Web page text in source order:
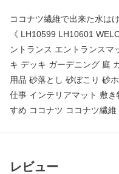
ココナツ繊維で出来た水は
《 LH10599 LH10601
ントランス エントランスマ
キ デッキ ガーデニング 庭
用品 砂落とし 砂ぼこり 砂
仕事 インテリアマット 敷
すめ ココナツ ココナツ繊維
レビュー